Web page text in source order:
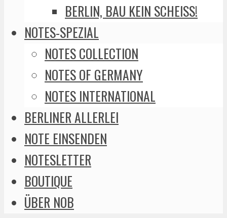
BERLIN, BAU KEIN SCHEISS!
NOTES-SPEZIAL
NOTES COLLECTION
NOTES OF GERMANY
NOTES INTERNATIONAL
BERLINER ALLERLEI
NOTE EINSENDEN
NOTESLETTER
BOUTIQUE
ÜBER NOB